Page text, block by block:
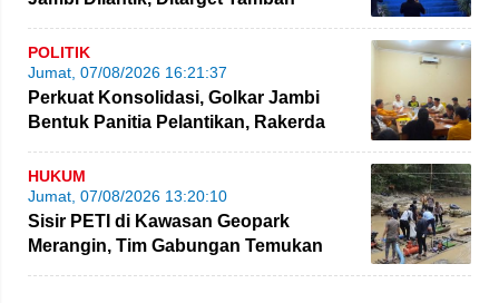
POLITIK
Jumat, 07/08/2026 16:21:37
Perkuat Konsolidasi, Golkar Jambi
Bentuk Panitia Pelantikan, Rakerda
HUKUM
Jumat, 07/08/2026 13:20:10
Sisir PETI di Kawasan Geopark
Merangin, Tim Gabungan Temukan